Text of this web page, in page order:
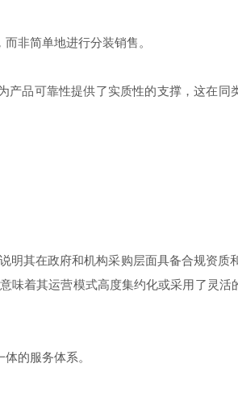
非简单地进行分装销售。
产品可靠性提供了实质性的支撑，这在同
其在政府和机构采购层面具备合规资质
味着其运营模式高度集约化或采用了灵活
的服务体系。